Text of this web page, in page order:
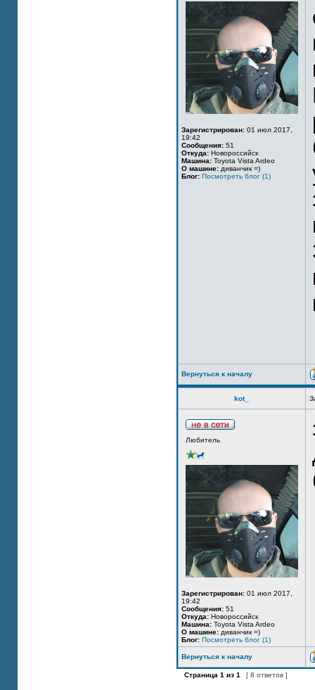
Зарегистрирован: 01 июл 2017,
19:42
Сообщения: 51
Откуда: Новороссийск
Машина: Toyota Vista Ardeo
О машине: диванчик =)
Блог: Посмотреть блог (1)
Вернуться к началу
kot_
Любитель
Зарегистрирован: 01 июл 2017,
19:42
Сообщения: 51
Откуда: Новороссийск
Машина: Toyota Vista Ardeo
О машине: диванчик =)
Блог: Посмотреть блог (1)
Вернуться к началу
Страница 1 из 1 [ 8 ответов ]